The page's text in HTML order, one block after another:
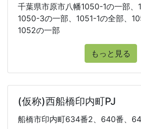
千葉県市原市八幡1050-1の一部、
1050-3の一部、1051-1の全部、
1052の一部
もっと見る
(仮称)西船橋印内町PJ
船橋市印内町634番2、640番、